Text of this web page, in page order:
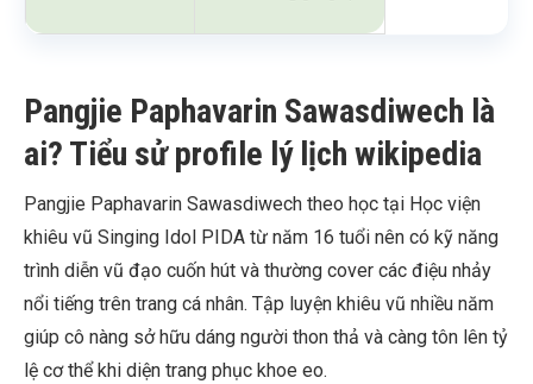
Pangjie Paphavarin Sawasdiwech là
ai? Tiểu sử profile lý lịch wikipedia
Pangjie Paphavarin Sawasdiwech theo học tại Học viện
khiêu vũ Singing Idol PIDA từ năm 16 tuổi nên có kỹ năng
trình diễn vũ đạo cuốn hút và thường cover các điệu nhảy
nổi tiếng trên trang cá nhân. Tập luyện khiêu vũ nhiều năm
giúp cô nàng sở hữu dáng người thon thả và càng tôn lên tỷ
lệ cơ thể khi diện trang phục khoe eo.